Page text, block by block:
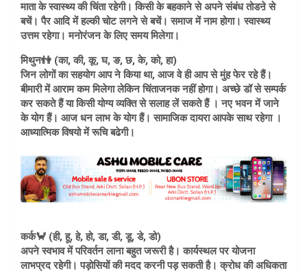
माता के स्वास्थ्य की चिंता रहेगी। किसी के बहकाने से अपने संबंध तोडऩे से
बचें। पैर आदि में हल्की चोट लगने से बचें। समाज में नाम होगा। स्वास्थ्य
उत्तम रहेगा। मनोरंजन के लिए समय मिलेगा।
मिथुन👫 (का, की, कू, घ, ङ, छ, के, को, हा)
जिन लोगों का सहयोग आप ने किया था, आज वे ही आप से मुंह फेर रहे हैं।
बीमारी में आराम कम मिलेगा लेकिन चिंताजनक नहीं होगा। अच्छे डॉ से सम्पर्क
कर सकते हैं या किसी योग्य व्यक्ति से सलाह लें सकते हैं । नए भवन में जाने
के योग हैं। आज धन लाभ के योग हैं। सामाजिक दायरा आपके साथ रहेगा ।
आध्यात्मिक विषयो में रूचि बढेगी।
कर्क🦀 (ही, हू, हे, हो, डा, डी, डू, डे, डो)
अपने स्वभाव में परिवर्तन लाना बहुत जरूरी है। कार्यस्थल पर योजना
लाभप्रद रहेगी। पड़ोसियों की मदद करनी पड़ सकती है। क्रोध की अधिकता